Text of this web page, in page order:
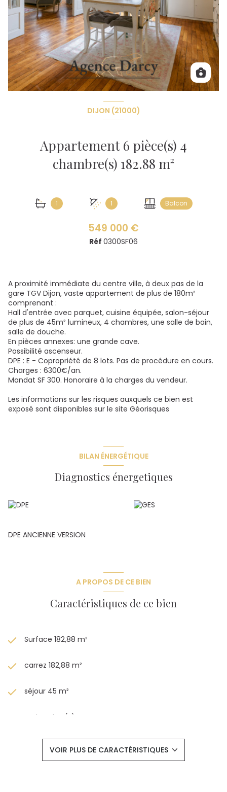
DIJON (21000)
Appartement 6 pièce(s) 4
chambre(s) 182.88 m²
1 1 Balcon
549 000 €
Réf 0300SF06
A proximité immédiate du centre ville, à deux pas de la
gare TGV Dijon, vaste appartement de plus de 180m²
comprenant :
Hall d'entrée avec parquet, cuisine équipée, salon-séjour
de plus de 45m² lumineux, 4 chambres, une salle de bain,
salle de douche.
En pièces annexes: une grande cave.
Possibilité ascenseur.
DPE : E - Copropriété de 8 lots. Pas de procédure en cours.
Charges : 6300€/an.
Mandat SF 300. Honoraire à la charges du vendeur.
Les informations sur les risques auxquels ce bien est
exposé sont disponibles sur le site Géorisques
BILAN ÉNERGÉTIQUE
Diagnostics énergetiques
DPE ANCIENNE VERSION
A PROPOS DE CE BIEN
Caractéristiques de ce bien
Surface 182,88 m²
carrez 182,88 m²
séjour 45 m²
4 chambre(s)
1 salle(s) de bain
VOIR PLUS DE CARACTÉRISTIQUES